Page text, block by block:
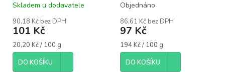
Skladem u dodavatele
90,18 Kč bez DPH
101 Kč
Měrná
cena:
20,20 Kč / 100 g
DO KOŠÍKU
Objednáno
86,61 Kč bez DPH
97 Kč
Měrná
cena:
194 Kč / 100 g
DO KOŠÍKU